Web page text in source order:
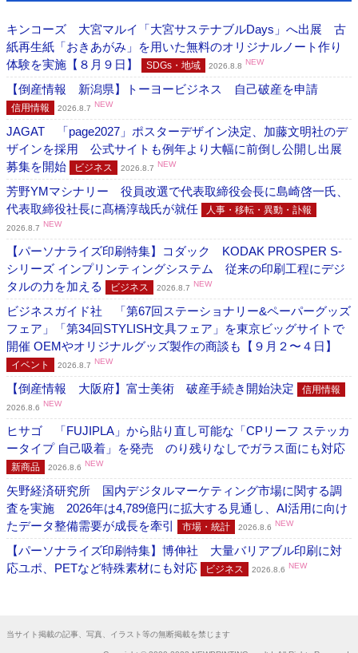
キンコーズ 大宮マルイ「大宮サステナブルDays」へ出展 古
紙再生紙「おきあがみ」を用いた無料のオリジナルノート作り
体験を実施【８月９日】
SDGs・地域 2026.8.8 NEW
【倒産情報 新潟県】トーヨービジネス 自己破産を申請
信用情報 2026.8.7 NEW
JAGAT 「page2027」ポスターデザイン決定、加藤文明社のデ
ザインを採用 公式サイトも例年より大幅に前倒し公開し出展
募集を開始
ビジネス 2026.8.7 NEW
芳野YMマシナリー 役員改選で代表取締役会長に島崎啓一氏、
代表取締役社長に髙橋淳哉氏が就任
人事・移転・異動・訃報
2026.8.7 NEW
【パーソナライズ印刷特集】コダック KODAK PROSPER S-
シリーズ インプリンティングシステム 従来の印刷工程にデジ
タルの力を加える
ビジネス 2026.8.7 NEW
ビジネスガイド社 「第67回ステーショナリー&ペーパーグッズ
フェア」「第34回STYLISH文具フェア」を東京ビッグサイトで
開催 OEMやオリジナルグッズ製作の商談も【９月２〜４日】
イベント 2026.8.7 NEW
【倒産情報 大阪府】富士美術 破産手続き開始決定 信用情報
2026.8.6 NEW
ヒサゴ 「FUJIPLA」から貼り直し可能な「CPリーフ ステッカ
ータイプ 自己吸着」を発売 のり残りなしでガラス面にも対応
新商品 2026.8.6 NEW
矢野経済研究所 国内デジタルマーケティング市場に関する調
査を実施 2026年は4,789億円に拡大する見通し、AI活用に向け
たデータ整備需要が成長を牽引
市場・統計 2026.8.6 NEW
【パーソナライズ印刷特集】博伸社 大量バリアブル印刷に対
応ユポ、PETなど特殊素材にも対応
ビジネス 2026.8.6 NEW
当サイト掲載の記事、写真、イラスト等の無断掲載を禁じます